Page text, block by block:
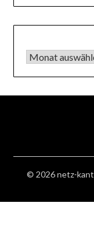
Archiv
© 2026 netz-